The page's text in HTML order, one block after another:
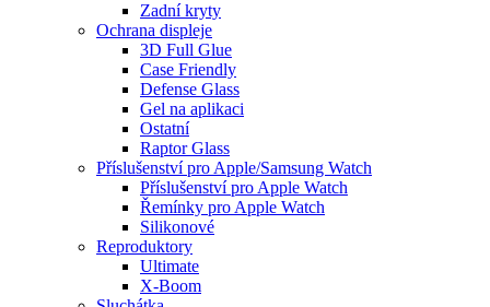
Zadní kryty
Ochrana displeje
3D Full Glue
Case Friendly
Defense Glass
Gel na aplikaci
Ostatní
Raptor Glass
Příslušenství pro Apple/Samsung Watch
Příslušenství pro Apple Watch
Řemínky pro Apple Watch
Silikonové
Reproduktory
Ultimate
X-Boom